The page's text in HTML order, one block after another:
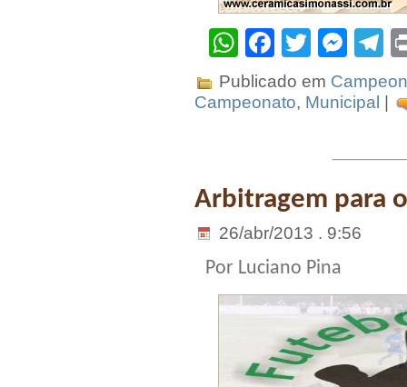
WhatsApp
Facebook
Twitter
Publicado em
Campeonato, Municipal
Arbitragem para
26/abr/2013 . 9:56
Por Luciano Pina